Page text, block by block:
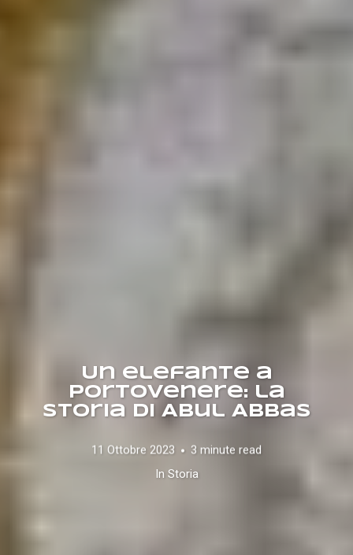
Un elefante a
Portovenere: la
storia di Abul Abbas
11 Ottobre 2023
3 minute read
In Storia